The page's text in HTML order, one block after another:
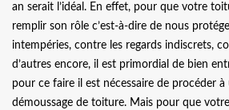
an serait l’idéal. En effet, pour que votre
remplir son rôle c’est-à-dire de nous
intempéries, contre les regards indiscrets,
d’autres encore, il est primordial de bien
pour ce faire il est nécessaire de procéder
démoussage de toiture. Mais pour que